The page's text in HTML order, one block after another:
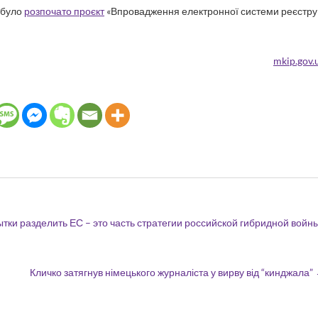
розпочато проєкт«Впровадження електронної системи реєстру
разделить ЕС – это часть стратегии российской гибридной
Кличко затягнув німецького журналіста у вирву від “кинджала”